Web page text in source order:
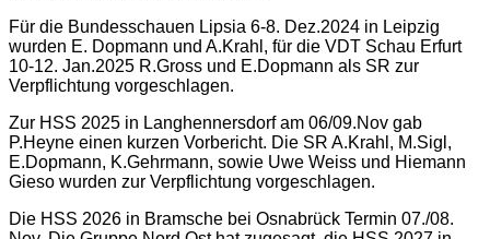
Für die Bundesschauen Lipsia 6-8. Dez.2024 in Leipzig
wurden E. Dopmann und A.Krahl, für die VDT Schau Erfurt
10-12. Jan.2025 R.Gross und E.Dopmann als SR zur
Verpflichtung vorgeschlagen.
Zur HSS 2025 in Langhennersdorf am 06/09.Nov gab
P.Heyne einen kurzen Vorbericht. Die SR A.Krahl, M.Sigl,
E.Dopmann, K.Gehrmann, sowie Uwe Weiss und Hiemann
Gieso wurden zur Verpflichtung vorgeschlagen.
Die HSS 2026 in Bramsche bei Osnabrück Termin 07./08.